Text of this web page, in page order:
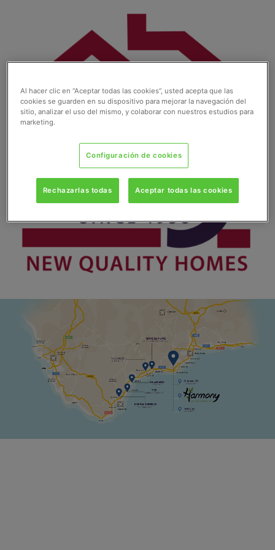
Al hacer clic en “Aceptar todas las cookies”, usted acepta que las
cookies se guarden en su dispositivo para mejorar la navegación del
sitio, analizar el uso del mismo, y colaborar con nuestros estudios para
marketing.
Configuración de cookies
Rechazarlas todas Aceptar todas las cookies